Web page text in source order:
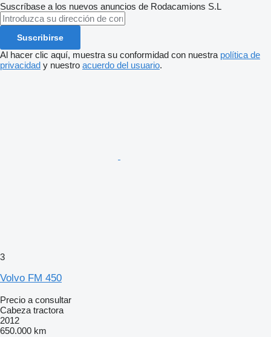
Suscríbase a los nuevos anuncios de Rodacamions S.L
Suscribirse
Al hacer clic aquí, muestra su conformidad con nuestra política de
privacidad y nuestro acuerdo del usuario.
3
Volvo FM 450
Precio a consultar
Cabeza tractora
2012
650.000 km